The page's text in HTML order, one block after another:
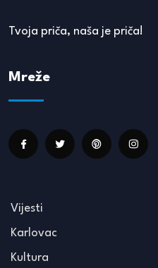
Tvoja priča, naša je priča!
Mreže
Vijesti
Karlovac
Kultura